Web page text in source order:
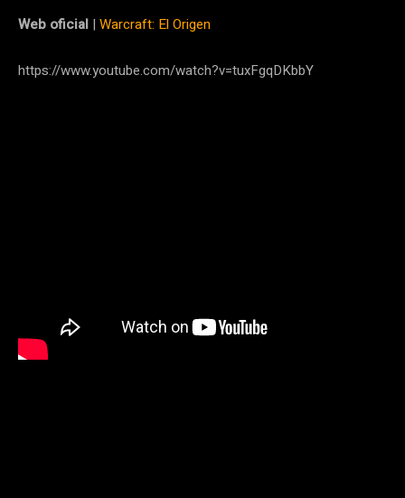
Web oficial | Warcraft: El Origen
https://www.youtube.com/watch?v=tuxFgqDKbbY